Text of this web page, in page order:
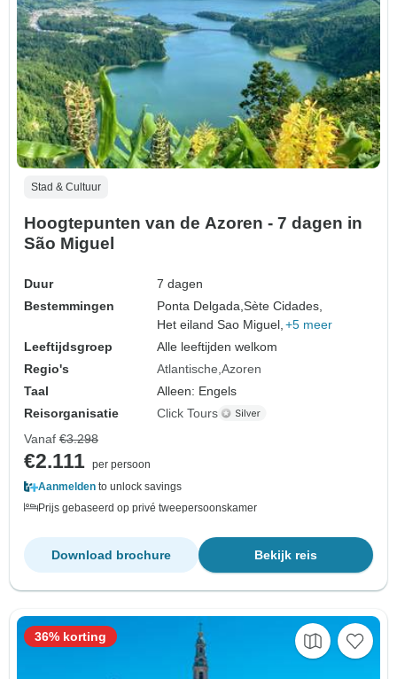
Stad & Cultuur
Hoogtepunten van de Azoren - 7 dagen in
São Miguel
Duur
7 dagen
Bestemmingen
Ponta Delgada,Sète Cidades,
Het eiland Sao Miguel, +5 meer
Leeftijdsgroep
Alle leeftijden welkom
Regio's
Atlantische Azoren
Taal
Alleen: Engels
Reisorganisatie
Click Tours
Vanaf €3.298
€2.111 per persoon
Aanmelden to unlock savings
Prijs gebaseerd op privé tweepersoonskamer
Bekijk reis
Download brochure
36% korting